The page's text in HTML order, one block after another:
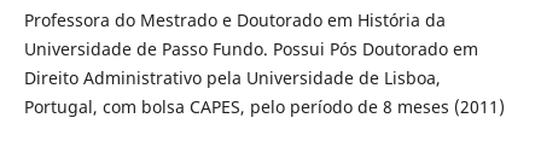
Professora do Mestrado e Doutorado em História da
Universidade de Passo Fundo. Possui Pós Doutorado em
Direito Administrativo pela Universidade de Lisboa,
Portugal, com bolsa CAPES, pelo período de 8 meses (2011)